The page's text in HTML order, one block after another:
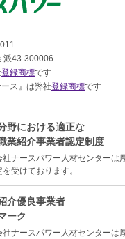
派43-300006
登録商標です
ース』は弊社登録商標です
野における適正な
業紹介事業者認定制度
社ナースパワー人材センターは
受けております。
介優良事業者
ーク
社ナースパワー人材センターは